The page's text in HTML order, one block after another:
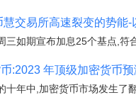
慧交易所高速裂变的势能
三如期宣布加息25个基点,符
:2023 年顶级加密货币
十年中,加密货币市场发生了